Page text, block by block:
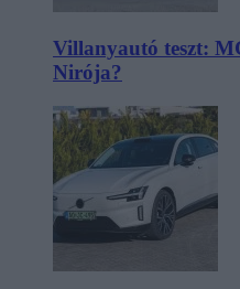
Villanyautó teszt:
Nirója?